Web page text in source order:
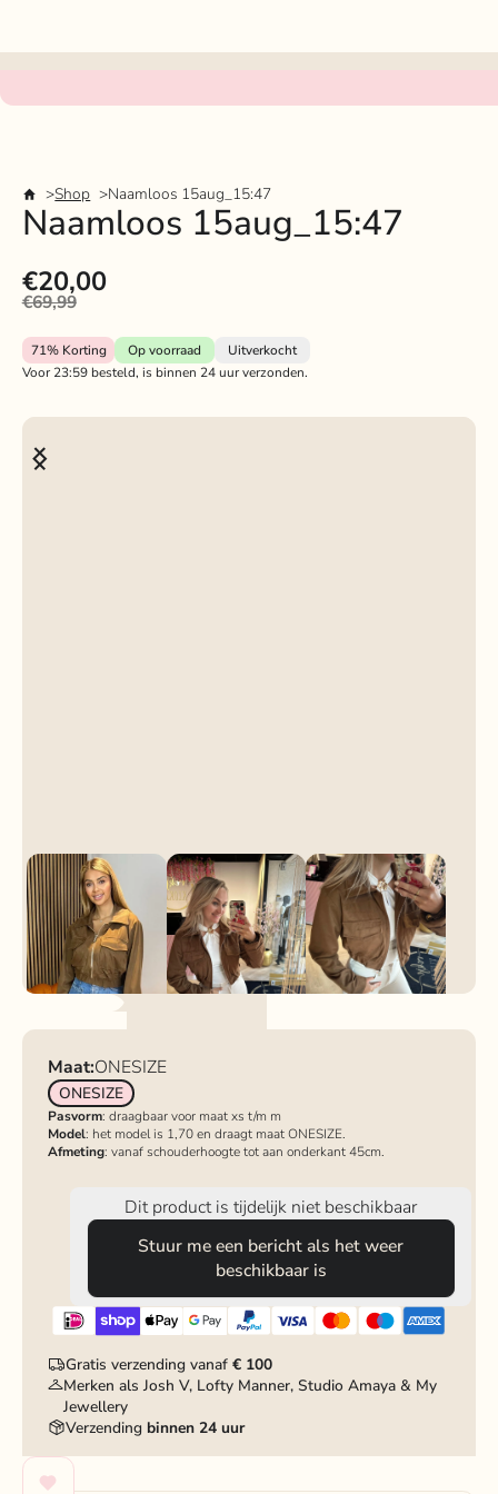
Shop Naamloos 15aug_15:47
Naamloos 15aug_15:47
€20,00
€69,99
71%Korting Op voorraad
Uitverkocht
Voor 23:59 besteld, is binnen 24 uur verzonden.
Maat:ONESIZE
ONESIZE
Pasvorm: draagbaar voor maat xs t/m m
Model: het model is 1,70 en draagt maat ONESIZE.
Afmeting: vanaf schouderhoogte tot aan onderkant 45cm.
Dit product is tijdelijk niet beschikbaar
Stuur me een bericht als het weer
beschikbaar is
Gratis verzending vanaf€ 100
Merken als Josh V, Lofty Manner, Studio Amaya & My
Jewellery
Verzendingbinnen 24 uur